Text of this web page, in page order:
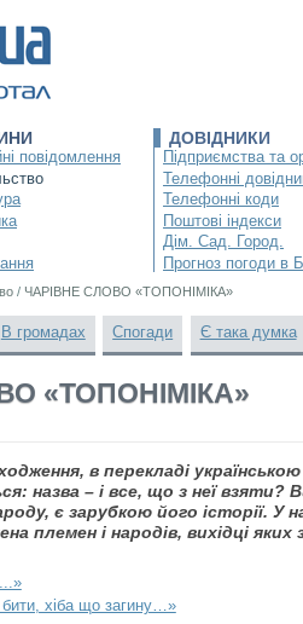
повідомлення
ДОВІДНИКИ
Підприємства та
Телефонні
Телефонні коди
Поштові індекси
Дім. Сад. Город.
Прогноз погоди в
/ ЧАРІВНЕ СЛОВО «ТОПОНІМІКА»
В громадах Спогади Є така думка
«ТОПОНІМІКА»
в перекладі
назва – і все, що з неї взяти?
є зарубкою його історії. У
племен і народів, вихідці
хіба що загину…»